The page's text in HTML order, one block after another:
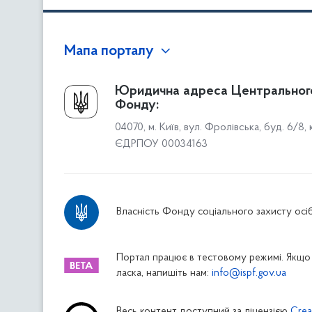
Мапа порталу
Про Фонд
Керівництво
Структура Фонду
Територіальні відділення
Дніпропетровське відділення
Житомирське відділення
Закарпатське відділення
Запорізьке відділення
Юридична адреса
Фонду:
04070, м. Київ, вул. Фролівська, буд. 6/8,
ЄДРПОУ 00034163
Власність Фонду соціального захисту осіб
Портал працює в тестовому режимі. Якщо
ласка, напишіть нам: info@ispf.gov.ua